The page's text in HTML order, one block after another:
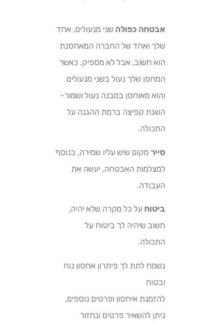
אבטחה כפולה שני מנעולים, אחד
שלך ואחד של החברה המאחסנת
הוא חשוב, אבל לא מספיק. כאשר
המחסן שלך נעול בשני מנעולים
והוא מאוחסן במבנה נעול ושמור-
השגת קפיצה ברמת ההגנה על
התכולה.
סייר מקום שיש עליו שמירה, בנוסף
למצלמות האבטחה, יעשה את
העבודה.
ביטוח על כל מקרה שלא יהיה,
חשוב שיהיה לך ביטוח על
התכולה.
נשמח לתת לך פיתרון אחסון נוח
ובטוח
להזמנת איחסון ופרטים נוספים,
ניתן להשאיר פרטים ונחזור